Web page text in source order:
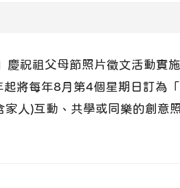
祝祖父母節照片徵文活動實
將每年8月第4個星期日訂為
人)互動、共學或同樂的創意